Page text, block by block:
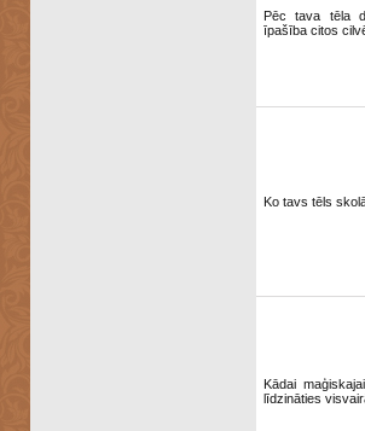
Pēc tava tēla
īpašība citos
Ko tavs tēls
Kādai
līdzināties